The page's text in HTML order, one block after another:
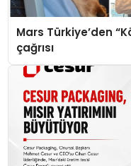
Mars Türkiye’den
çağrısı